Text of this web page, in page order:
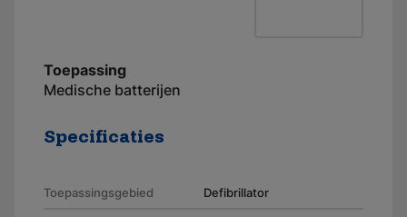
Toepassing
Medische batterijen
Specificaties
Toepassingsgebied Defibrillator